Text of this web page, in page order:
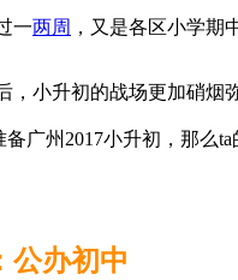
一两周 ，又是各区小学期
，小升初的战场更加硝烟
广州2017小升初，那么ta
公办初中